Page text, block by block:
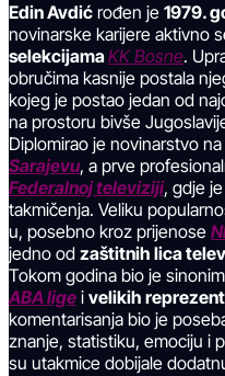
Edin Avdić rođen je 1979.
novinarske karijere aktivno
selekcijamaKK Bosne.
obručima kasnije postala
kojeg je postao jedan od
na prostoru bivše
Diplomirao je novinarstvo na
Sarajevu, a prve
Federalnoj televiziji, gdje
takmičenja. Veliku
u, posebno kroz prijenose
jedno od zaštitnih lica
Tokom godina bio je
ABA lige i velikih
komentarisanja bio je
znanje, statistiku, emociju i
su utakmice dobijale